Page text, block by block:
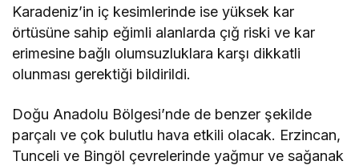
Karadeniz’in iç kesimlerinde ise yüksek kar
örtüsüne sahip eğimli alanlarda çığ riski ve kar
erimesine bağlı olumsuzluklara karşı dikkatli
olunması gerektiği bildirildi.
Doğu Anadolu Bölgesi’nde de benzer şekilde
parçalı ve çok bulutlu hava etkili olacak. Erzincan,
Tunceli ve Bingöl çevrelerinde yağmur ve sağanak